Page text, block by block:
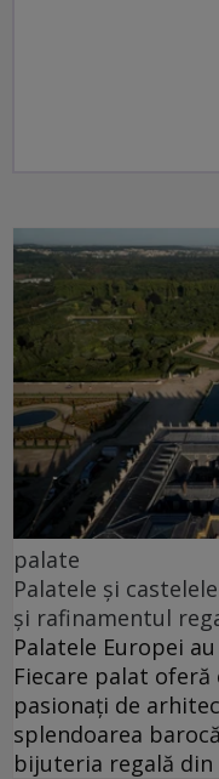
palate
Palatele și
și rafinamentul
Palatele Europei
Fiecare palat
pasionați de
splendoarea
bijuteria regală din